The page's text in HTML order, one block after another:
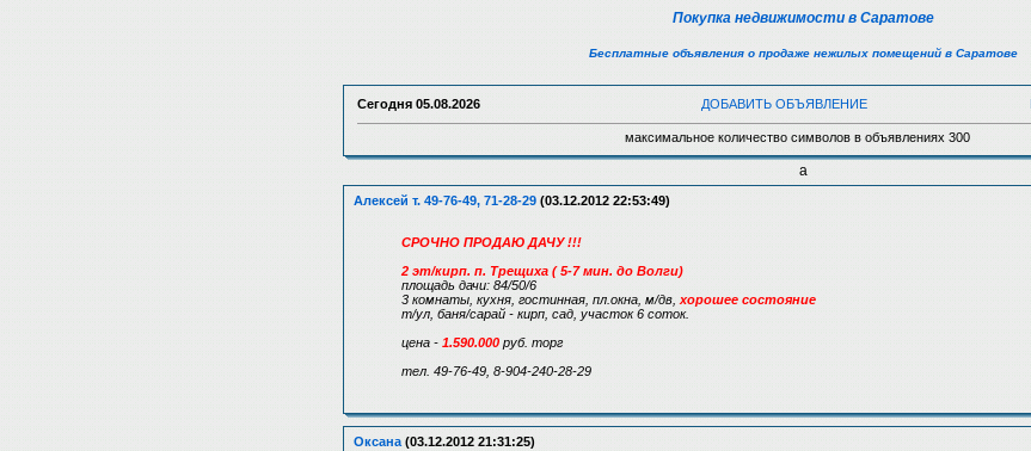
Покупка недвижимости в Саратове
Бесплатные объявления о продаже нежилых помещений в Саратове
Сегодня 05.08.2026 ДОБАВИТЬ ОБЪЯВЛЕНИЕ
максимальное количество символов в объявлениях 300
а
Алексей т. 49-76-49, 71-28-29 (03.12.2012 22:53:49)
СРОЧНО ПРОДАЮ ДАЧУ !!!
2 эт/кирп. п. Трещиха ( 5-7 мин. до Волги)
площадь дачи: 84/50/6
3 комнаты, кухня, гостинная, пл.окна, м/дв, хорошее состояние
т/ул, баня/сарай - кирп, сад, участок 6 соток.
цена - 1.590.000 руб. торг
тел. 49-76-49, 8-904-240-28-29
Оксана (03.12.2012 21:31:25)